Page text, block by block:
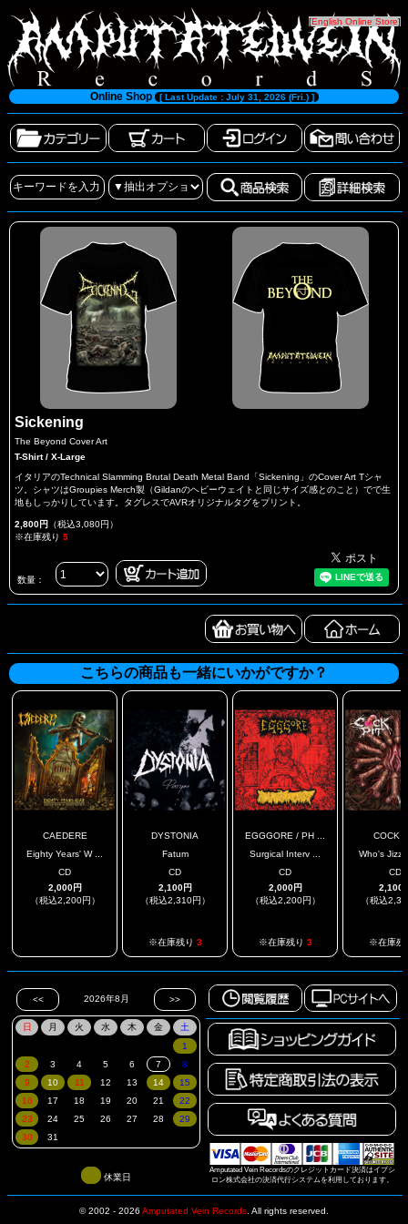
[English Online Store]
Online Shop [ Last Update : July 31, 2026 (Fri.) ]
Sickening
The Beyond Cover Art
T-Shirt / X-Large
イタリアのTechnical Slamming Brutal Death Metal Band「Sickening」のCover Art Tシャ
ツ。シャツはGroupies Merch製（Gildanのヘビーウェイトと同じサイズ感とのこと）でで生
地もしっかりしています。タグレスでAVRオリジナルタグをプリント。
2,800円 （税込3,080円）
※在庫残り 5
数量：
こちらの商品も一緒にいかがですか？
CAEDERE
Eighty Years' W ...
CD
2,000円
（税込2,200円）
DYSTONIA
Fatum
CD
2,100円
（税込2,310円）
※在庫残り 3
EGGGORE / PH ...
Surgical Interv ...
CD
2,000円
（税込2,200円）
※在庫残り 3
COCK
Who's Jizz
CD
2,100
（税込
※在庫残
Amputated Vein Recordsのクレジットカード決済はイプシ
ロン株式会社の決済代行システムを利用しております。
休業日
© 2002 - 2026 Amputated Vein Records All rights reserved.